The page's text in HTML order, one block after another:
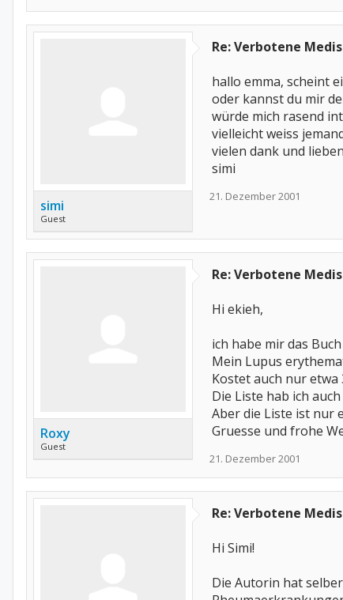
simi
Guest
Re: Verbotene
hallo emma, scheint
oder kannst du mir
würde mich rasend
vielleicht weiss
vielen dank und
simi
21. Dezember 2001
Roxy
Guest
Re: Verbotene
Hi ekieh,
ich habe mir das
Mein Lupus
Kostet auch nur etwa
Die Liste hab ich
Aber die Liste ist nur
Gruesse und frohe
21. Dezember 2001
Re: Verbotene
Hi Simi!
Die Autorin hat